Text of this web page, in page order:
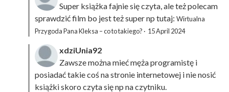
Super książka fajnie się czyta, ale też polecam
sprawdzić film bo jest też super np tutaj: Wirtualna
Przygoda Pana Kleksa – co to takiego? · 15 April 2024
xdziUnia92
Zawsze można mieć męża programistę i
posiadać takie coś na stronie internetowej i nie nosić
książki skoro czyta się np na czytniku.